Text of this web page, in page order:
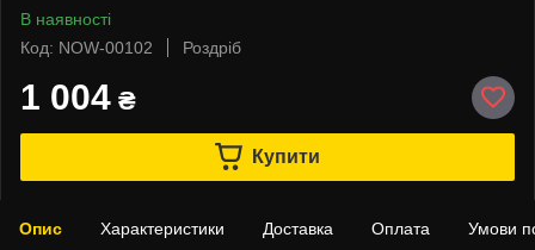
В наявності
Код: NOW-00102
Роздріб
1 004 ₴
Купити
Опис Характеристики Доставка Оплата Умови